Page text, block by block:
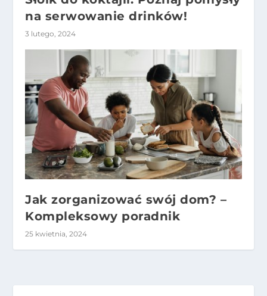
na serwowanie drinków!
3 lutego, 2024
Jak zorganizować swój dom? –
Kompleksowy poradnik
25 kwietnia, 2024